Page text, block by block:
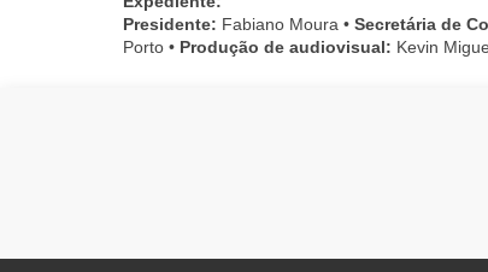
Presidente: Fabiano Moura • Secretária de
Porto • Produção de audiovisual: Kevin